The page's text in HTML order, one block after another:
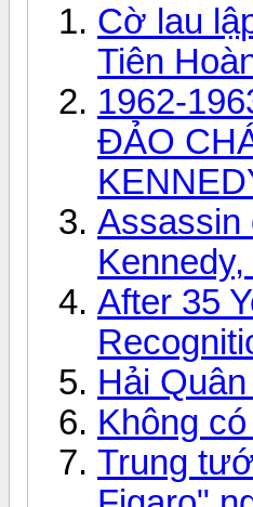
Cờ lau
Tiên
1962-
ĐẢO
Assassin
After 35
Hải
Không
Trung